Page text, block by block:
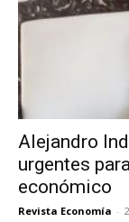
Alejandro
urgentes
económico
Revista Economía -